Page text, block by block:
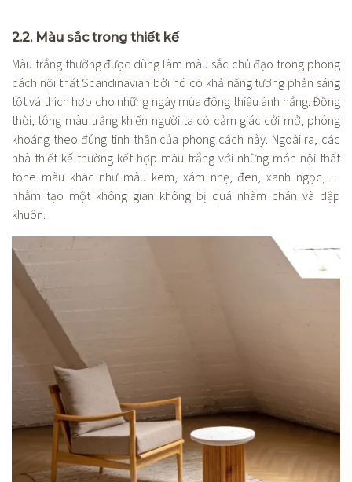
2.2. Màu sắc trong thiết kế
Màu trắng thường được dùng làm màu sắc chủ đạo trong phong
cách nội thất Scandinavian bởi nó có khả năng tương phản sáng
tốt và thích hợp cho những ngày mùa đông thiếu ánh nắng. Đồng
thời, tông màu trắng khiến người ta có cảm giác cởi mở, phóng
khoáng theo đúng tinh thần của phong cách này. Ngoài ra, các
nhà thiết kế thường kết hợp màu trắng với những món nội thất
tone màu khác như màu kem, xám nhẹ, đen, xanh ngọc,….
nhằm tạo một không gian không bị quá nhàm chán và dập
khuôn.